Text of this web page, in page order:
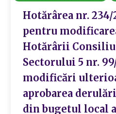
Hotărârea nr. 234/
pentru
Hotărârii
Sectorului 5 nr.
modificări
aprobarea
din bugetul local